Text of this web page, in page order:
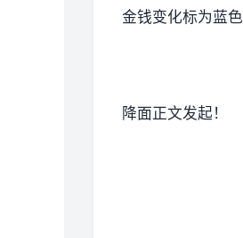
金钱变化标为蓝色
降面正文发起！